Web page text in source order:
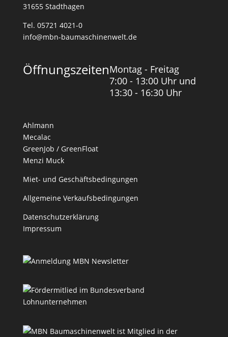
31655 Stadthagen
Tel. 05721 4021-0
info@mbn-baumaschinenwelt.de
ÖffnungszeitenMontag - Freitag
7:00 - 13:00 Uhr und
13:30 - 16:30 Uhr
Ahlmann
Mecalac
GreenJob / GreenFloat
Menzi Muck
Miet- und Geschäftsbedingungen
Allgemeine Verkaufsbedingungen
Datenschutzerklärung
Impressum